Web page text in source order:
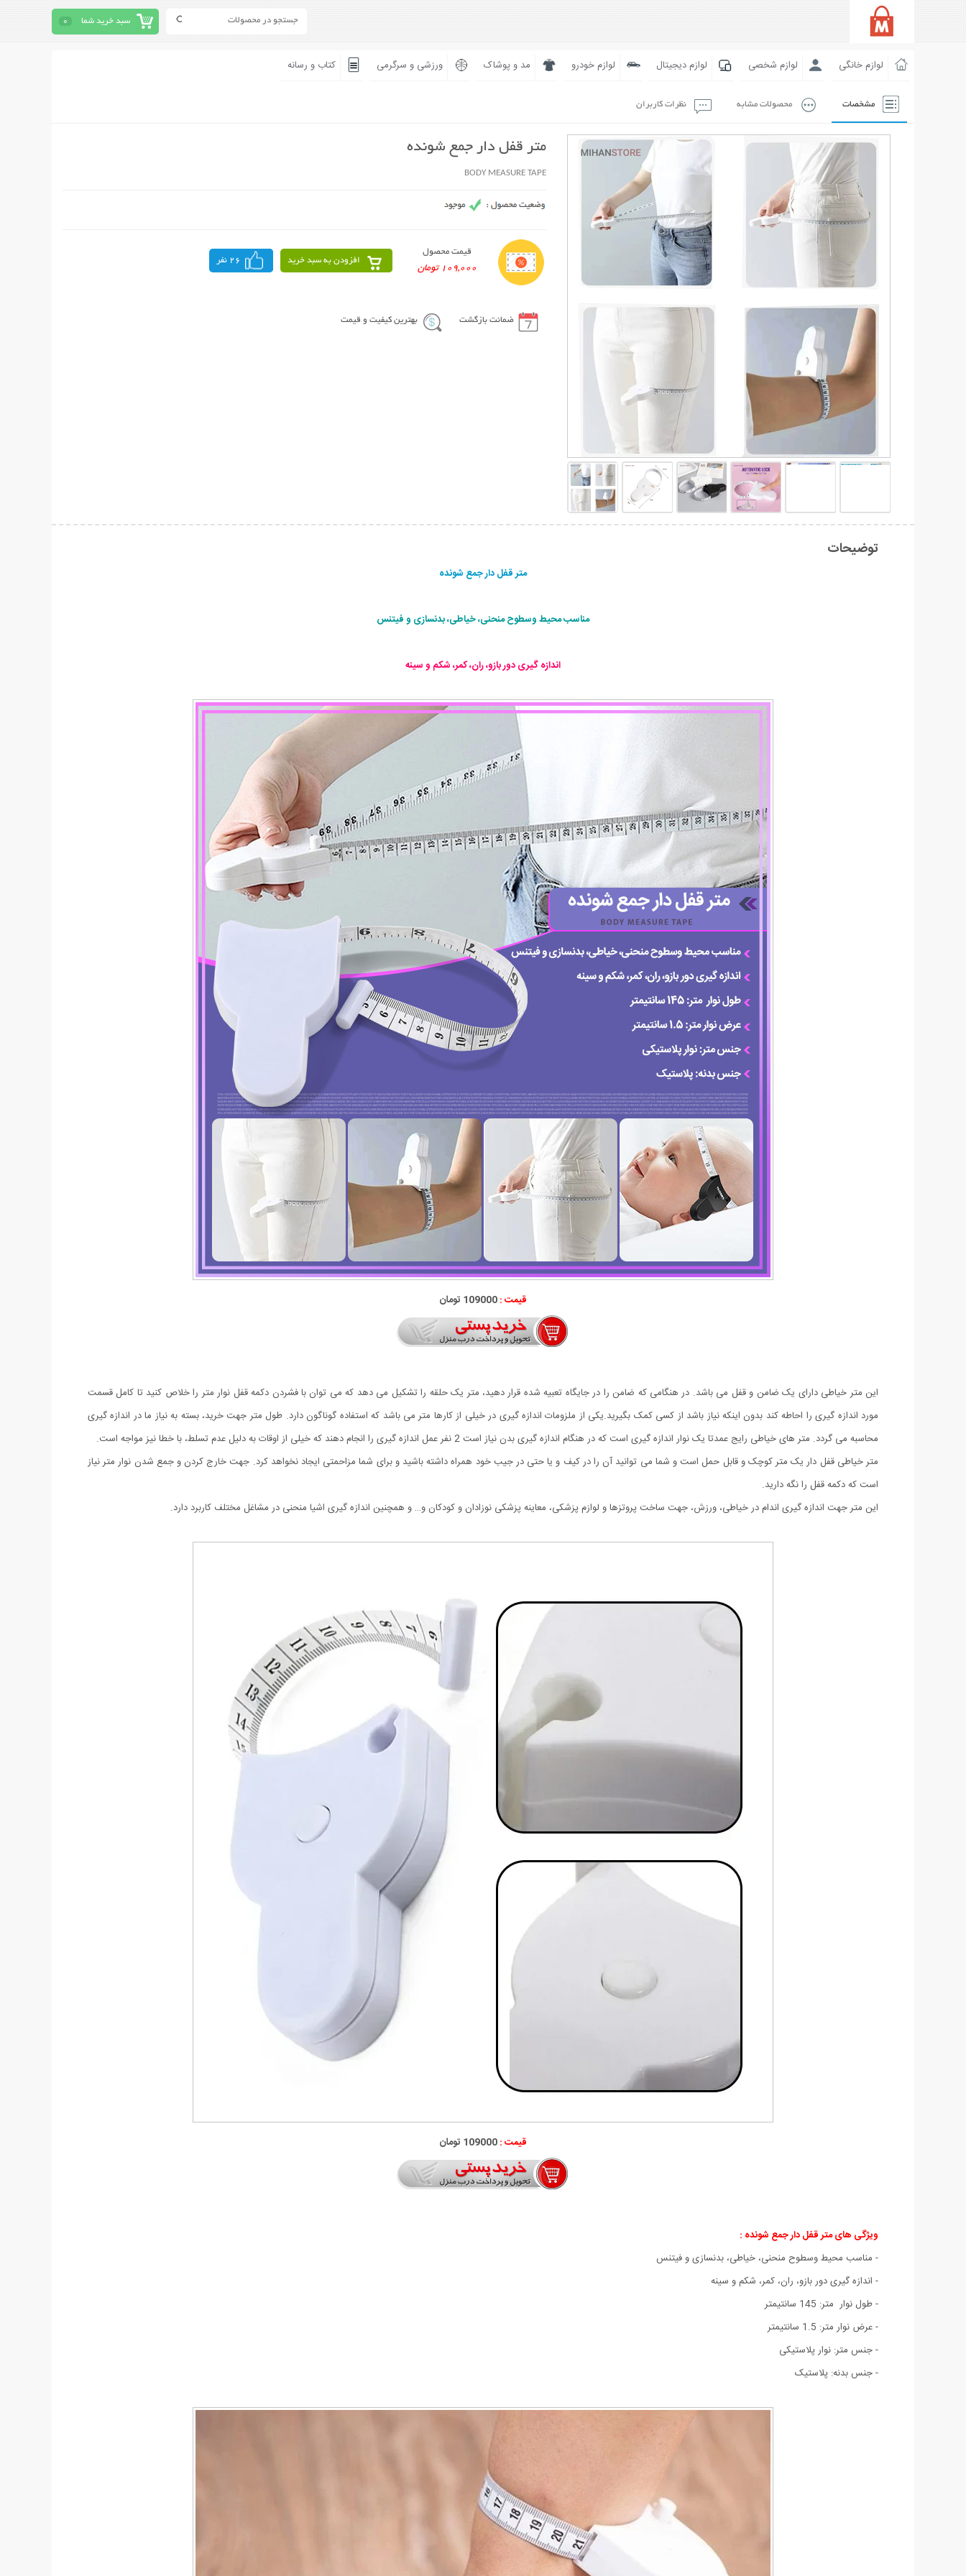
سبد خرید شما 0
لوازم خانگی لوازم شخصی لوازم دیجیتال لوازم خودرو مد و پوشاک ورزشی و سرگرمی کتاب و رسانه
مشخصات محصولات مشابه نظرات کاربران
متر قفل دار جمع شونده
BODY MEASURE TAPE
قیمت محصول
109,000 تومان
افزودن به سبد خرید 26 نفر
ضمانت بازگشت بهترین کیفیت و قیمت
توضیحات
متر قفل دار جمع شونده
مناسب محیط وسطوح منحنی، خیاطی، بدنسازی و فیتنس
اندازه گیری دور بازو، ران، کمر، شکم و سینه
قیمت :109000 تومان
این متر خیاطی دارای یک ضامن و قفل می باشد. در هنگامی که ضامن را در جایگاه تعبیه شده قرار دهید، متر یک حلقه را تشکیل می دهد که می توان با فشردن دکمه قفل نوار متر را خلاص کنید تا کامل قسمت
مورد اندازه گیری را احاطه کند بدون اینکه نیاز باشد از کسی کمک بگیرید.یکی از ملزومات اندازه گیری در خیلی از کارها متر می باشد که استفاده گوناگون دارد. طول متر جهت خرید، بسته به نیاز ما در اندازه گیری
محاسبه می گردد. متر های خیاطی رایج عمدتا یک نوار اندازه گیری است که در هنگام اندازه گیری بدن نیاز است 2 نفر عمل اندازه گیری را انجام دهند که خیلی از اوقات به دلیل عدم تسلط، با خطا نیز مواجه است.
متر خیاطی قفل دار یک متر کوچک و قابل حمل است و شما می توانید آن را در کیف و یا حتی در جیب خود همراه داشته باشید و برای شما مزاحمتی ایجاد نخواهد کرد. جهت خارج کردن و جمع شدن نوار متر نیاز
است که دکمه قفل را نگه دارید.
این متر جهت اندازه گیری اندام در خیاطی، ورزش، جهت ساخت پروتزها و لوازم پزشکی، معاینه پزشکی نوزادان و کودکان و… و همچنین اندازه گیری اشیا منحنی در مشاغل مختلف کاربرد دارد.
قیمت :109000 تومان
ویژگی هایمتر قفل دار جمع شونده :
- مناسب محیط وسطوح منحنی، خیاطی، بدنسازی و فیتنس
- اندازه گیری دور بازو، ران، کمر، شکم و سینه
- طول نوار متر: 145 سانتیمتر
- عرض نوار متر: 1.5 سانتیمتر
- جنس متر: نوار پلاستیکی
- جنس بدنه: پلاستیک